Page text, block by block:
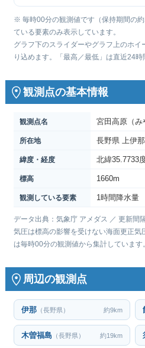
※ 毎時00分の観測値です（保持期間の
ている要素のみ表示しています。
グラフ下のスライダーやグラフ上のホ
り込めます。「最高／最低」は直近24時
観測点の基本情報
観測点名 宮田高原（み
所在地 長野県 上伊
緯度・経度 北緯35.7733
標高 1660m
観測している要素 1時間降水量
データ出典：気象庁 アメダス ／ 更新間
気圧は標高の影響を受けない海面更正気
は毎時00分の観測値から集計しています。
周辺の観測点
伊那（長野県） 約9km
木曽福島（長野県） 約19km